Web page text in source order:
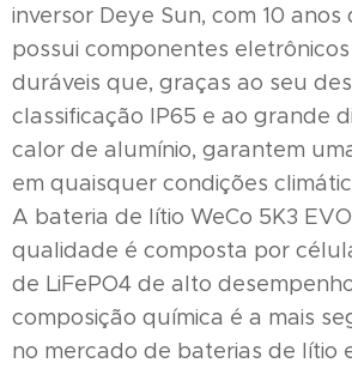
inversor Deye Sun, com 10 anos
possui componentes
duráveis ​​que, graças ao seu
classificação IP65 e ao grande
calor de alumínio, garantem
em quaisquer condições
A bateria de lítio WeCo 5K3
qualidade é composta por
de LiFePO4 de alto
composição química é a mais
no mercado de baterias de lítio